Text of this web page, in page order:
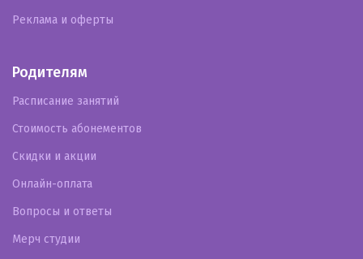
Реклама и оферты
Родителям
Расписание занятий
Стоимость абонементов
Скидки и акции
Онлайн-оплата
Вопросы и ответы
Мерч студии